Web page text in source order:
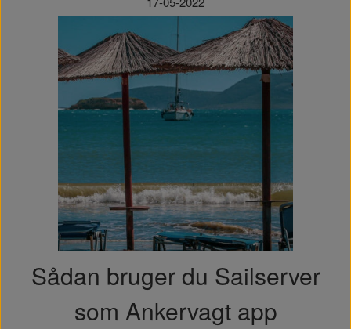
Sådan bruger du Sailserver
som Ankervagt app